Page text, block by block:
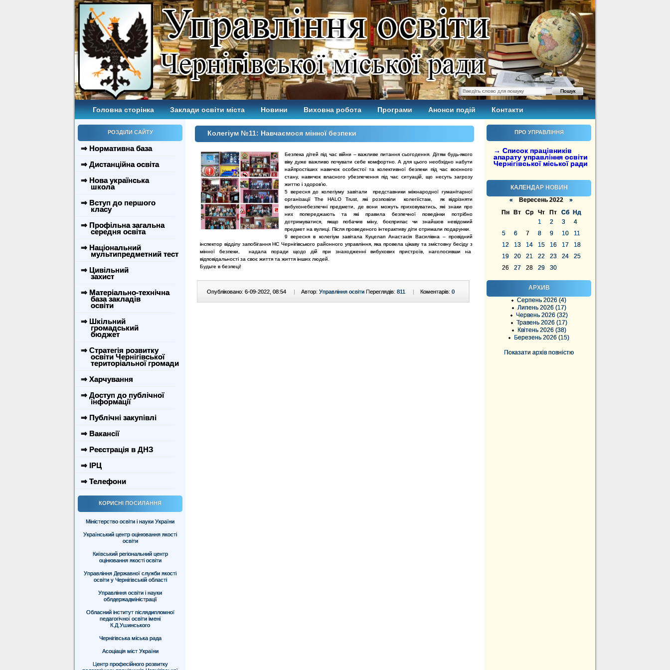
Головна сторінка Заклади освіти міста Новини Виховна робота Програми Анонси подій Контакти
РОЗДІЛИ САЙТУ
⇒ Нормативна база
⇒ Дистанційна освіта
⇒ Нова українська
школа
⇒ Вступ до першого
класу
⇒ Профільна загальна
середня освіта
⇒ Національний
мультипредметний тест
⇒ Цивільний
захист
⇒ Матеріально-технічна
база закладів
освіти
⇒ Шкільний
громадський
бюджет
⇒ Стратегія розвитку
освіти Чернігівської
територіальної громади
⇒ Харчування
⇒ Доступ до публічної
інформації
⇒ Публічні закупівлі
⇒ Вакансії
⇒ Реєстрація в ДНЗ
⇒ ІРЦ
⇒ Телефони
КОРИСНІ ПОСИЛАННЯ
Міністерство освіти і науки України
Український центр оцінювання якості
освіти
Київський регіональний центр
оцінювання якості освіти
Управління Державної служби якості
освіти у Чернігівській області
Управління освіти і науки
облдержадміністрації
Обласний інститут післядипломної
педагогічної освіти імені
К.Д.Ушинського
Чернігівська міська рада
Асоціація міст України
Центр професійного розвитку
ПРО УПРАВЛІННЯ
→ Список працівників
апарату управління освіти
Чернігівської міської ради
КАЛЕНДАР НОВИН
« Вересень 2022 »
Пн
Вт Ср Чт Пт Сб
Нд
1
2 3
4
5
6 7 8 9 10
11
12
13 14 15 16 17
18
19
20 21 22 23 24
25
26
27 28 29 30
АРХИВ
Серпень 2026 (4)
Липень 2026 (17)
Червень 2026 (32)
Травень 2026 (17)
Квітень 2026 (38)
Березень 2026 (15)
Показати архів повністю
Колегіум №11: Навчаємося мінної безпеки
Безпека дітей під час війни – важливе питання сьогодення. Дітям будь-якого
віку дуже важливо почувати себе комфортно. А для цього необхідно набути
найпростіших навичок особистої та колективної безпеки під час воєнного
стану, навичок власного убезпечення під час ситуацій, що несуть загрозу
життю і здоров’ю.
5 вересня до колегіуму завітали представники міжнародної гуманітарної
організації The HALO Trust, які розповіли колегіїстам, як відрізняти
вибухонебезпечні предмети, де вони можуть приховуватись, які знаки про
них попереджають та які правила безпечної поведінки потрібно
дотримуватися, якщо побачив міну, боєприпас чи знайшов невідомий
предмет на вулиці. Після проведеного інтерактиву діти отримали подарунки.
9 вересня в колегіум завітала Куцелап Анастасія Василівна – провідний
інспектор відділу запобігання НС Чернігівського районного управління, яка провела цікаву та змістовну бесіду з
мінної безпеки, надала поради щодо дій при знаходженні вибухових пристроїв, наголосивши на
відповідальності за своє життя та життя інших людей.
Будьте в безпеці!
Опубліковано: 6-09-2022, 08:54 | Автор: Управління освіти Коментарів: 0
Переглядів: 811 |